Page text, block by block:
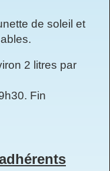
de soleil et
2 litres par
Fin